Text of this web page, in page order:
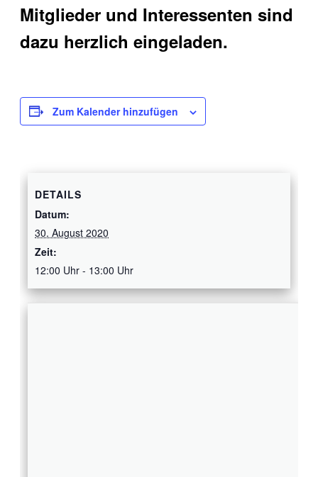
Mitglieder und Interessenten sind
dazu herzlich eingeladen.
Zum Kalender hinzufügen
DETAILS
Datum:
30. August 2020
Zeit:
12:00 Uhr - 13:00 Uhr